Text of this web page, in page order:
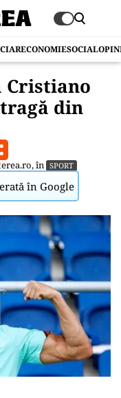
ECONOMIESOCIAL
Cristiano
din
, în SPORT
în Google